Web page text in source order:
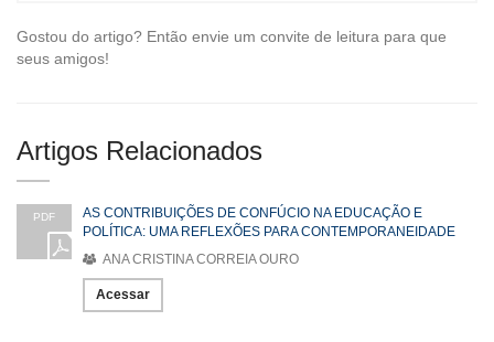
Gostou do artigo? Então envie um convite de leitura para que
seus amigos!
Artigos Relacionados
PDF
AS CONTRIBUIÇÕES DE CONFÚCIO NA EDUCAÇÃO E
POLÍTICA: UMA REFLEXÕES PARA CONTEMPORANEIDADE
ANA CRISTINA CORREIA OURO
Acessar